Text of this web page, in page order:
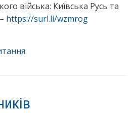
війська: Київська Русь та
https://surl.li/wzmrog
“Інформаційні
утвердження